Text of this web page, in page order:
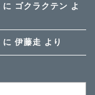
に ゴクラクテン よ
に 伊藤走 より